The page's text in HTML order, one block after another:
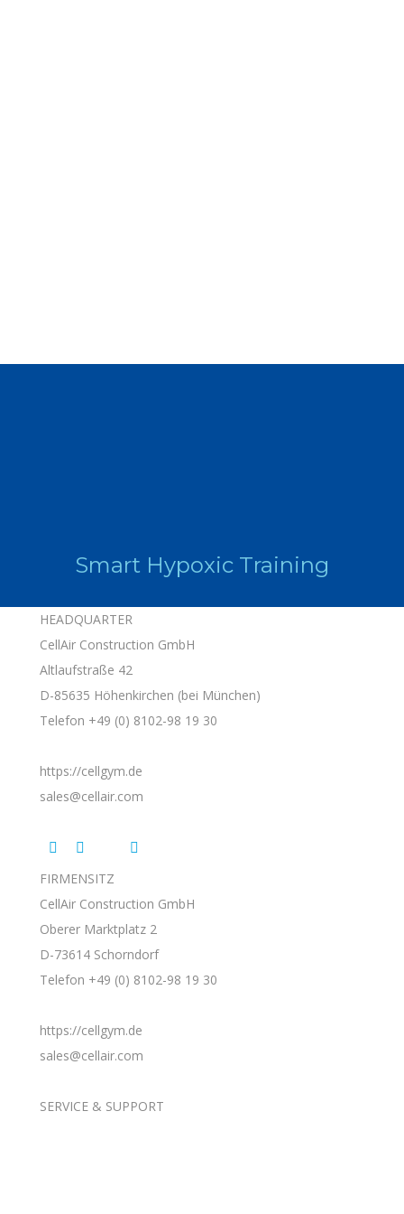
Smart Hypoxic Training
HEADQUARTER
CellAir Construction GmbH
Altlaufstraße 42
D-85635 Höhenkirchen (bei München)
Telefon +49 (0) 8102-98 19 30
https://cellgym.de
sales@cellair.com
Finden Sie uns auf:
Facebook
page
opens
in
new
window
YouTube
page
opens
in
new
window
page
opens
in
new
window
Instagram
opens
in
new
window
FIRMENSITZ
CellAir Construction GmbH
Oberer Marktplatz 2
D-73614 Schorndorf
Telefon +49 (0) 8102-98 19 30
https://cellgym.de
sales@cellair.com
SERVICE & SUPPORT